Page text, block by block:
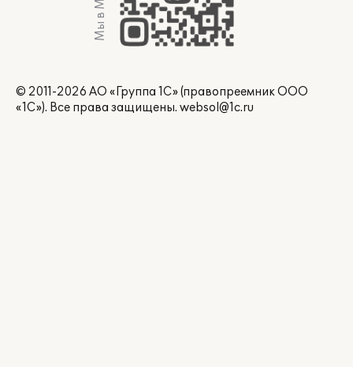
Мы в Max
© 2011-2026 АО «Группа 1С» (правопреемник ООО
«1С»). Все права защищены. websol@1c.ru